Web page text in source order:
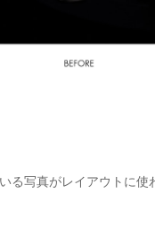
る写真がレイアウトに